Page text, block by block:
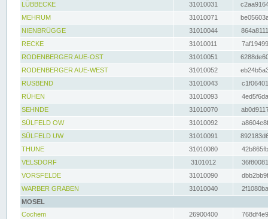
LÜBBECKE
31010031
MEHRUM
31010071
NIENBRÜGGE
31010044
RECKE
31010011
RODENBERGER AUE-OST
31010051
RODENBERGER AUE-WEST
31010052
RUSBEND
31010043
RÜHEN
31010093
SEHNDE
31010070
SÜLFELD OW
31010092
SÜLFELD UW
31010091
THUNE
31010080
VELSDORF
3101012
VORSFELDE
31010090
WARBER GRABEN
31010040
MOSEL
Cochem
26900400